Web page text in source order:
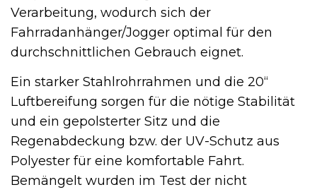
Verarbeitung, wodurch sich der
Fahrradanhänger/Jogger optimal für den
durchschnittlichen Gebrauch eignet.
Ein starker Stahlrohrrahmen und die 20“
Luftbereifung sorgen für die nötige Stabilität
und ein gepolsterter Sitz und die
Regenabdeckung bzw. der UV-Schutz aus
Polyester für eine komfortable Fahrt.
Bemängelt wurden im Test der nicht